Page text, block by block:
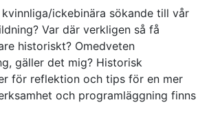
ickebinära sökande till vår
Var där verkligen så få
historiskt? Omedveten
gäller det mig? Historisk
för reflektion och tips för en mer
och programläggning finns